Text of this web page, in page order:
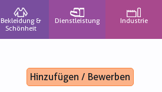
Bekleidung &
Schönheit
Dienstleistung Industrie
Hinzufügen / Bewerben